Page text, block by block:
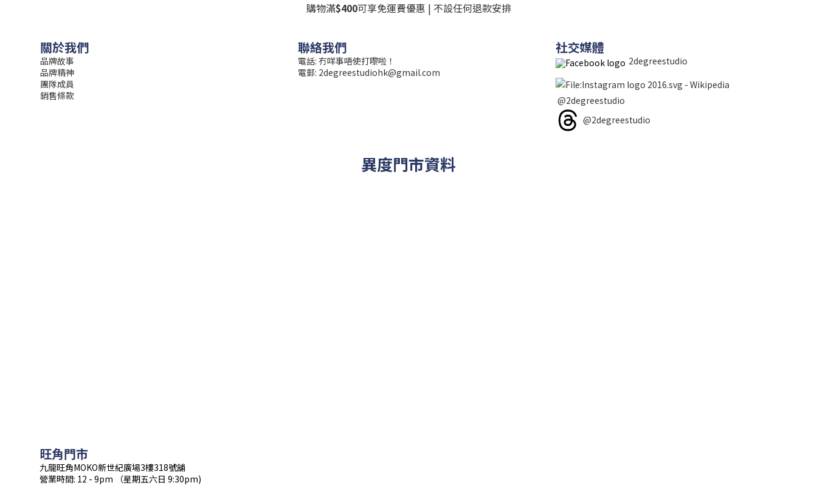
購物滿$400可享免運費優惠 | 不設任何退款安排
關於我們
品牌故事
品牌精神
團隊成員
銷售條款
聯絡我們
電話: 冇咩事唔使打嚟啦！
電郵: 2degreestudiohk@gmail.com
社交媒體
2degreestudio
@2degreestudio
@2degreestudio
異度門市資料
旺角門市
九龍旺角MOKO新世紀廣場3樓318號舖
營業時間: 12 - 9pm （星期五六日 9:30pm)